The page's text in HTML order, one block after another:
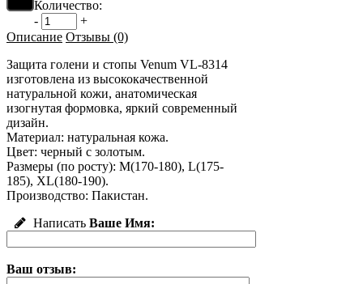
Количество:
-
+
Описание Отзывы (0)
Защита голени и стопы Venum VL-8314
изготовлена из высококачественной
натуральной кожи, анатомическая
изогнутая формовка, яркий современный
дизайн.
Материал: натуральная кожа.
Цвет: черный с золотым.
Размеры (по росту): M(170-180), L(175-
185), XL(180-190).
Производство: Пакистан.
Написать Ваше Имя:
Ваш отзыв: